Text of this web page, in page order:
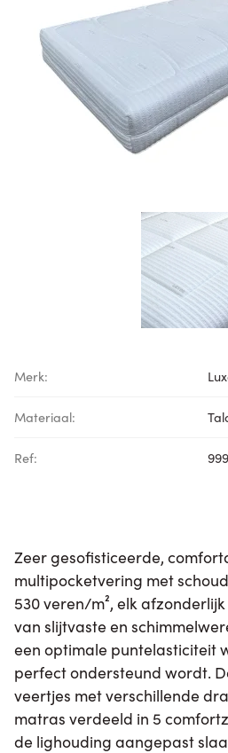
Merk:
Materiaal:
Ref:
Zeer gesofisticeerde,
multipocketvering met
530 veren/m², elk
van slijtvaste en
een optimale puntelasticiteit
perfect ondersteund wordt.
veertjes met verschillende
matras verdeeld in 5
de lighouding aangepast